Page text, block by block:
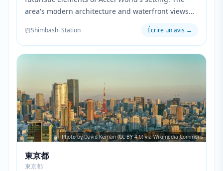
area's modern architecture and waterfront views
tech world where the Brain Burst program exists.
Shimbashi Station Écrire un avis →
Photo by David Kernan (CC BY 4.0) via Wikimedia Commons
東京都
東京都